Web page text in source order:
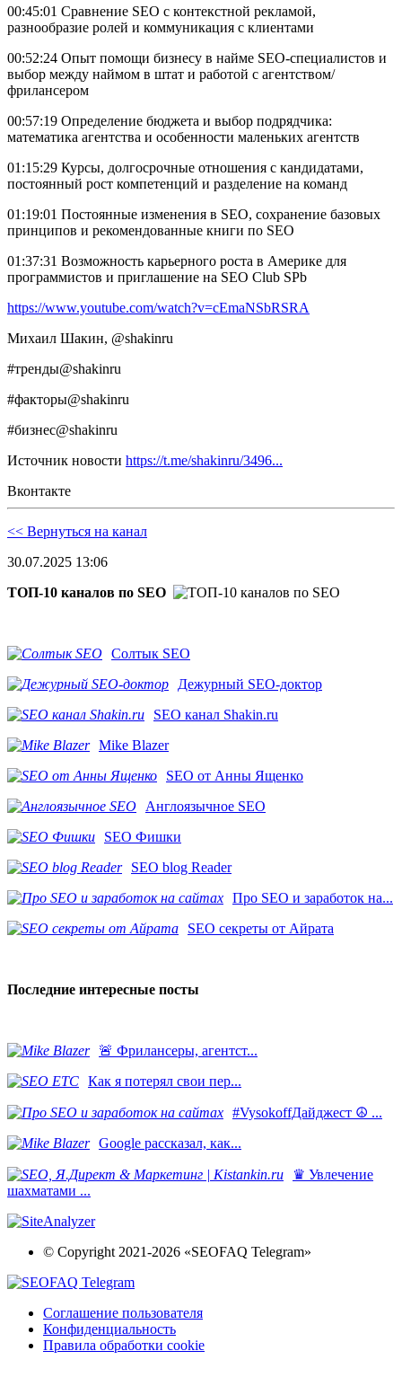
00:45:01 Сравнение SEO с контекстной рекламой,
разнообразие ролей и коммуникация с клиентами
00:52:24 Опыт помощи бизнесу в найме SEO-специалистов и
выбор между наймом в штат и работой с агентством/
фрилансером
00:57:19 Определение бюджета и выбор подрядчика:
математика агентства и особенности маленьких агентств
01:15:29 Курсы, долгосрочные отношения с кандидатами,
постоянный рост компетенций и разделение на команд
01:19:01 Постоянные изменения в SEO, сохранение базовых
принципов и рекомендованные книги по SEO
01:37:31 Возможность карьерного роста в Америке для
программистов и приглашение на SEO Club SPb
https://www.youtube.com/watch?v=cEmaNSbRSRA
Михаил Шакин, @shakinru
#тренды@shakinru
#факторы@shakinru
#бизнес@shakinru
Источник новости https://t.me/shakinru/3496...
Вконтакте
<< Вернуться на канал
30.07.2025 13:06
ТОП-10 каналов по SEO
Солтык SEO
Дежурный SEO-доктор
SEO канал Shakin.ru
Mike Blazer
SEO от Анны Ященко
Англоязычное SEO
SEO Фишки
SEO blog Reader
Про SEO и заработок на...
SEO секреты от Айрата
Последние интересные посты
​🚨 Фрилансеры, агентст...
Как я потерял свои пер...
#VysokoffДайджест ☮️ ...
​Google рассказал, как...
♛ Увлечение
шахматами ...
© Copyright 2021-2026 «SEOFAQ Telegram»
Соглашение пользователя
Конфиденциальность
Правила обработки cookie